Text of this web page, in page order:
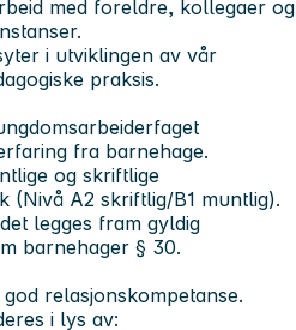
med foreldre, kollegaer og
i utviklingen av vår
praksis.
fra barnehage.
og skriftlige
(Nivå A2 skriftlig/B1 muntlig).
legges fram gyldig
barnehager § 30.
relasjonskompetanse.
i lys av: